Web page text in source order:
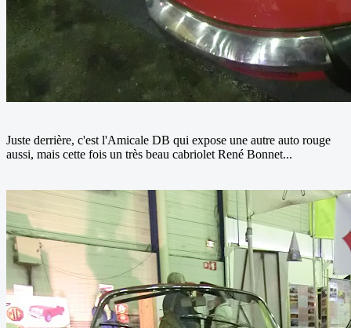
Juste derrière, c'est l'Amicale DB qui expose une autre auto rouge
aussi, mais cette fois un très beau cabriolet René Bonnet...